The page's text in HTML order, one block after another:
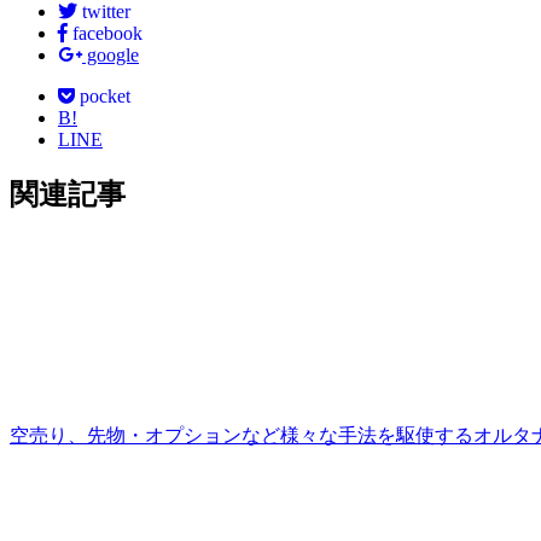
twitter
facebook
google
pocket
B!
LINE
関連記事
空売り、先物・オプションなど様々な手法を駆使するオルタ